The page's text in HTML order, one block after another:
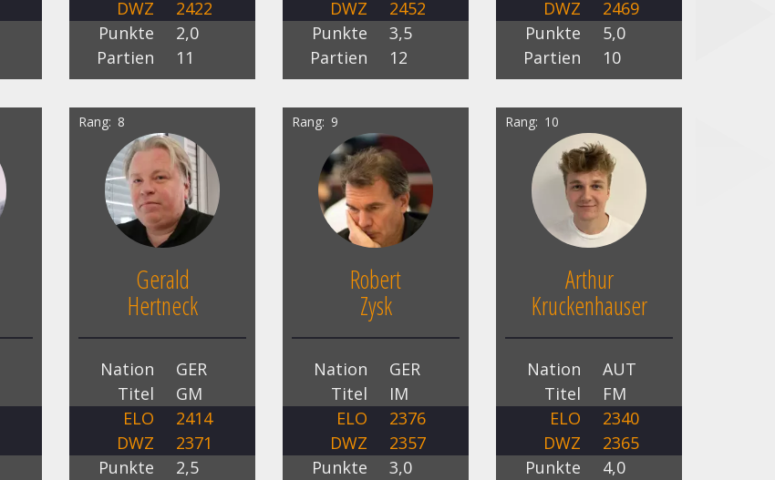
DWZ
2422
Punkte
2,0
Partien
11
DWZ
2452
Punkte
3,5
Partien
12
DWZ
2469
Punkte
5,0
Partien
10
Rang 8
Gerald
Hertneck
Nation
GER
Titel
GM
ELO
2414
DWZ
2371
Punkte
2,5
Rang 9
Robert
Zysk
Nation
GER
Titel
IM
ELO
2376
DWZ
2357
Punkte
3,0
Rang 10
Arthur
Kruckenhauser
Nation
AUT
Titel
FM
ELO
2340
DWZ
2365
Punkte
4,0